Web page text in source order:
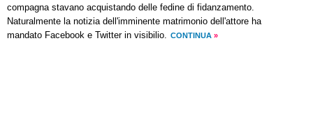
compagna stavano acquistando delle fedine di fidanzamento.
Naturalmente la notizia dell'imminente matrimonio dell'attore ha
mandato Facebook e Twitter in visibilio. CONTINUA »